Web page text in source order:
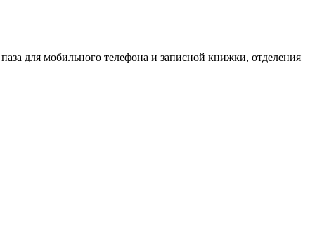
для мобильного телефона и записной книжки, отделения